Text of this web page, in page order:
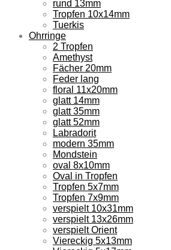
rund 13mm
Tropfen 10x14mm
Tuerkis
Ohrringe
2 Tropfen
Amethyst
Fächer 20mm
Feder lang
floral 11x20mm
glatt 14mm
glatt 35mm
glatt 52mm
Labradorit
modern 35mm
Mondstein
oval 8x10mm
Oval in Tropfen
Tropfen 5x7mm
Tropfen 7x9mm
verspielt 10x31mm
verspielt 13x26mm
verspielt Orient
Viereckig 5x13mm